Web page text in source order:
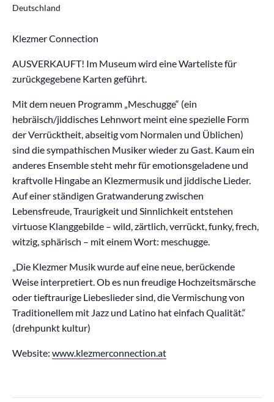
Deutschland
Klezmer Connection
AUSVERKAUFT! Im Museum wird eine Warteliste für
zurückgegebene Karten geführt.
Mit dem neuen Programm „Meschugge“ (ein
hebräisch/jiddisches Lehnwort meint eine spezielle Form
der Verrücktheit, abseitig vom Normalen und Üblichen)
sind die sympathischen Musiker wieder zu Gast. Kaum ein
anderes Ensemble steht mehr für emotionsgeladene und
kraftvolle Hingabe an Klezmermusik und jiddische Lieder.
Auf einer ständigen Gratwanderung zwischen
Lebensfreude, Traurigkeit und Sinnlichkeit entstehen
virtuose Klanggebilde – wild, zärtlich, verrückt, funky, frech,
witzig, sphärisch – mit einem Wort: meschugge.
„Die Klezmer Musik wurde auf eine neue, berückende
Weise interpretiert. Ob es nun freudige Hochzeitsmärsche
oder tieftraurige Liebeslieder sind, die Vermischung von
Traditionellem mit Jazz und Latino hat einfach Qualität.“
(drehpunkt kultur)
Website: www.klezmerconnection.at